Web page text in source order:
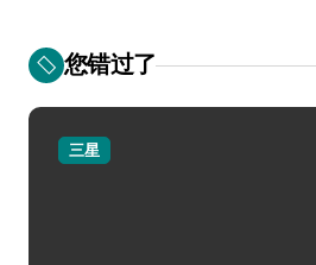
您错过了
三星